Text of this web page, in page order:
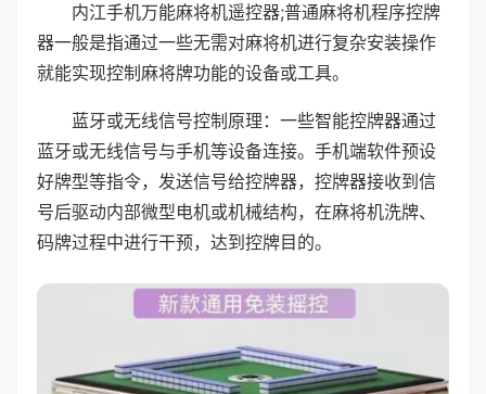
内江手机万能麻将机遥控器;普通麻将机程序控牌
器一般是指通过一些无需对麻将机进行复杂安装操作
就能实现控制麻将牌功能的设备或工具。
蓝牙或无线信号控制原理：一些智能控牌器通过
蓝牙或无线信号与手机等设备连接。手机端软件预设
好牌型等指令，发送信号给控牌器，控牌器接收到信
号后驱动内部微型电机或机械结构，在麻将机洗牌、
码牌过程中进行干预，达到控牌目的。